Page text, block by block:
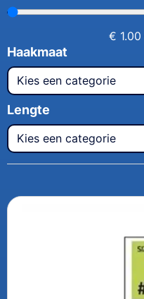
€ 1.00
Haakmaat
Kies een categorie
Lengte
Kies een categorie